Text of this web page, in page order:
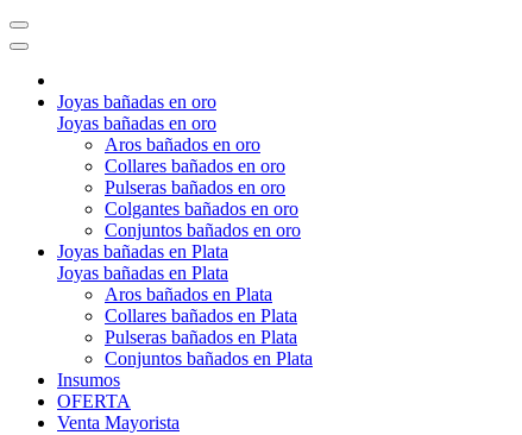
Joyas bañadas en oro
Joyas bañadas en oro
Aros bañados en oro
Collares bañados en oro
Pulseras bañados en oro
Colgantes bañados en oro
Conjuntos bañados en oro
Joyas bañadas en Plata
Joyas bañadas en Plata
Aros bañados en Plata
Collares bañados en Plata
Pulseras bañados en Plata
Conjuntos bañados en Plata
Insumos
OFERTA
Venta Mayorista